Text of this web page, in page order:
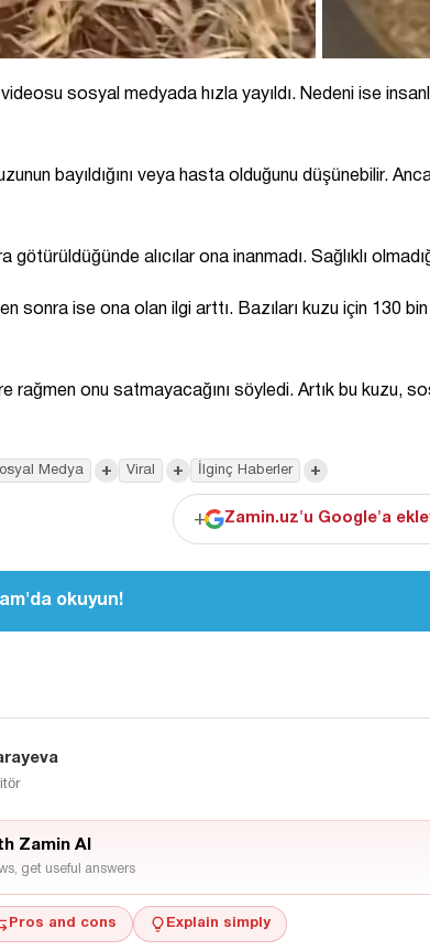
sosyal medyada hızla yayıldı. Nedeni ise
bayıldığını veya hasta olduğunu düşünebilir.
götürüldüğünde alıcılar ona inanmadı. Sağlıklı
sonra ise ona olan ilgi arttı. Bazıları kuzu için 130
rağmen onu satmayacağını söyledi. Artık bu kuzu,
Medya + Viral + İlginç Haberler +
+ Zamin.uz'u Google'a
okuyun!
Zamin AI
get useful answers
Pros and cons Explain simply